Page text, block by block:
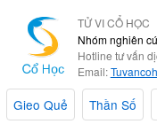
TỬ VI CỔ HỌC
Nhóm nghiên
Hotline tư vấn
Email:
Gieo Quẻ Thần Số